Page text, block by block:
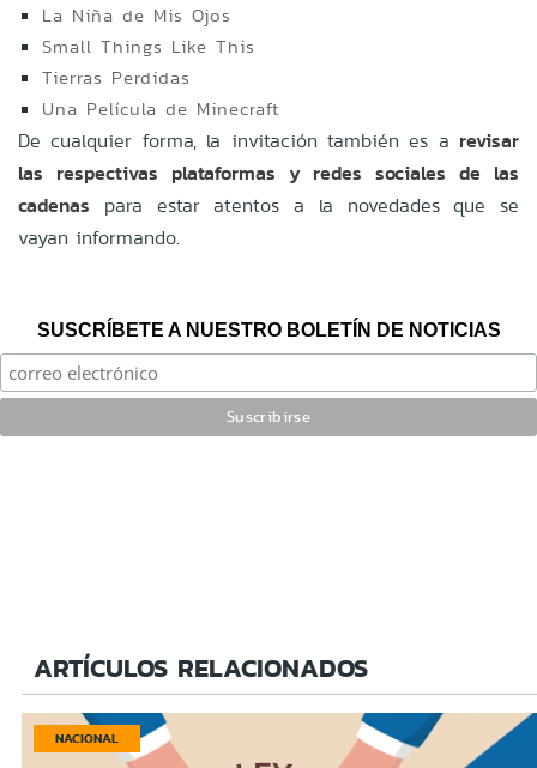
La Niña de Mis Ojos
Small Things Like This
Tierras Perdidas
Una Película de Minecraft
De cualquier forma, la invitación también es a revisar
las respectivas plataformas y redes sociales de las
cadenas
para estar atentos a la novedades que se
vayan informando.
SUSCRÍBETE A NUESTRO BOLETÍN DE NOTICIAS
ARTÍCULOS RELACIONADOS
NACIONAL